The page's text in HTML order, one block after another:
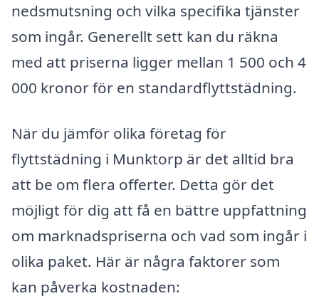
nedsmutsning och vilka specifika tjänster
som ingår. Generellt sett kan du räkna
med att priserna ligger mellan 1 500 och 4
000 kronor för en standardflyttstädning.
När du jämför olika företag för
flyttstädning i Munktorp är det alltid bra
att be om flera offerter. Detta gör det
möjligt för dig att få en bättre uppfattning
om marknadspriserna och vad som ingår i
olika paket. Här är några faktorer som
kan påverka kostnaden: